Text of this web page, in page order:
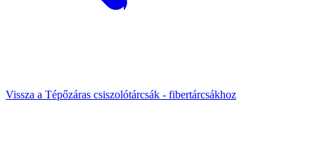
Vissza a Tépőzáras csiszolótárcsák - fibertárcsákhoz